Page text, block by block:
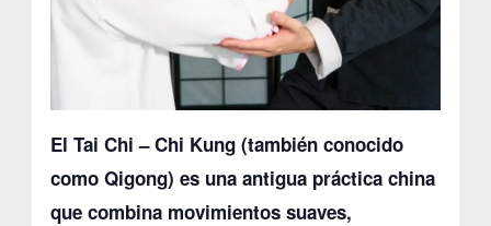
El Tai Chi – Chi Kung (también conocido
como Qigong) es una antigua práctica china
que combina movimientos suaves,